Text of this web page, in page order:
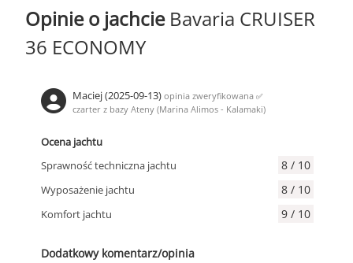
Opinie o jachcie Bavaria CRUISER
36 ECONOMY
Maciej (2025-09-13) opinia zweryfikowana ✅
czarter z bazy Ateny (Marina Alimos - Kalamaki)
Ocena jachtu
Sprawność techniczna jachtu
8 / 10
Wyposażenie jachtu 8 / 10
Komfort jachtu 9 / 10
Dodatkowy komentarz/opinia